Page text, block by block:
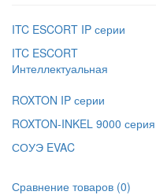
ITC ESCORT IP серии
ITC ESCORT
Интеллектуальная
ROXTON IP серии
ROXTON-INKEL 9000 серия
СОУЭ EVAC
Сравнение товаров (0)